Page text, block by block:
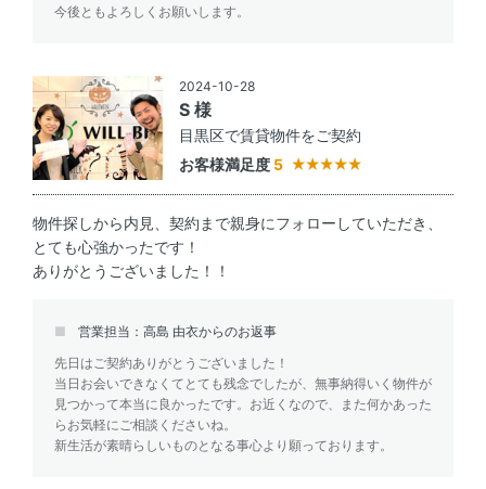
今後ともよろしくお願いします。
2024-10-28
S 様
目黒区で賃貸物件をご契約
お客様満足度 5
物件探しから内見、契約まで親身にフォローしていただき、
とても心強かったです！
ありがとうございました！！
営業担当：高島 由衣からのお返事
先日はご契約ありがとうございました！
当日お会いできなくてとても残念でしたが、無事納得いく物件が
見つかって本当に良かったです。お近くなので、また何かあった
らお気軽にご相談くださいね。
新生活が素晴らしいものとなる事心より願っております。